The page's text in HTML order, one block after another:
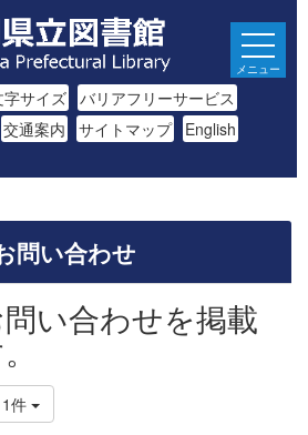
サイズ バリアフリーサービス
交通案内 サイトマップ English
メニュー
問い合わせ
い合わせを掲載
1件